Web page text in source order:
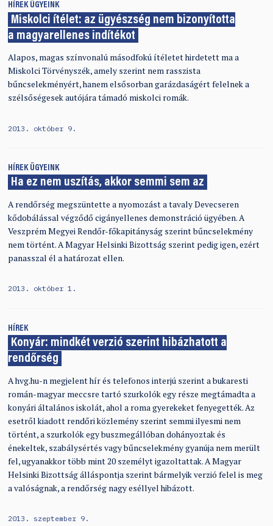
HÍREK ÜGYEINK
Miskolci ítélet: az ügyészség nem bizonyította
a magyarellenes indítékot
Alapos, magas színvonalú másodfokú ítéletet hirdetett ma a
Miskolci Törvényszék, amely szerint nem rasszista
bűncselekményért, hanem elsősorban garázdaságért felelnek a
szélsőségesek autójára támadó miskolci romák.
2013. október 9.
HÍREK ÜGYEINK
Ha ez nem uszítás, akkor semmi sem az
A rendőrség megszüntette a nyomozást a tavaly Devecseren
kődobálással végződő cigányellenes demonstráció ügyében. A
Veszprém Megyei Rendőr-főkapitányság szerint bűncselekmény
nem történt. A Magyar Helsinki Bizottság szerint pedig igen, ezért
panasszal él a határozat ellen.
2013. október 1.
HÍREK
Konyár: mindkét verzió szerint hibázhatott a
rendőrség
A hvg.hu-n megjelent hír és telefonos interjú szerint a bukaresti
román-magyar meccsre tartó szurkolók egy része megtámadta a
konyári általános iskolát, ahol a roma gyerekeket fenyegették. Az
esetről kiadott rendőri közlemény szerint semmi ilyesmi nem
történt, a szurkolók egy buszmegállóban dohányoztak és
énekeltek, szabálysértés vagy bűncselekmény gyanúja nem merült
fel, ugyanakkor több mint 20 személyt igazoltattak. A Magyar
Helsinki Bizottság álláspontja szerint bármelyik verzió felel is meg
a valóságnak, a rendőrség nagy eséllyel hibázott.
2013. szeptember 9.